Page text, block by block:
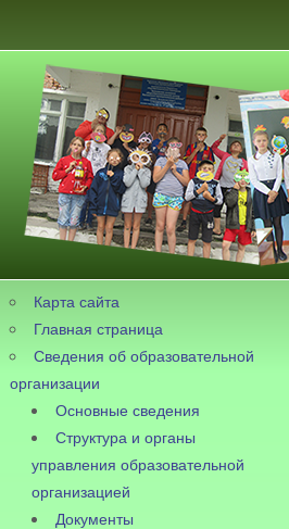
Карта сайта
Главная страница
Сведения об образовательной
организации
Основные сведения
Структура и органы
управления образовательной
организацией
Документы